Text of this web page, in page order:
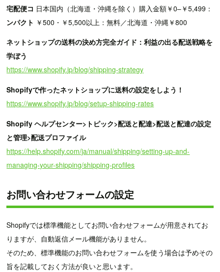
宅配便コ
ンパクト
日本国内（北海道・沖縄を除く）購入金額￥0–￥5,499：
￥500・￥5,500以上：無料／北海道・沖縄￥800
ネットショップの送料の決め方完全ガイド：利益の出る配送戦略を
学ぼう
https://www.shopify.jp/blog/shipping-strategy
Shopifyで作ったネットショップに送料の設定をしよう！
https://www.shopify.jp/blog/setup-shipping-rates
Shopify ヘルプセンター>トピック>配送と配達>配送と配達の設定
と管理>配送プロファイル
https://help.shopify.com/ja/manual/shipping/setting-up-and-
managing-your-shipping/shipping-profiles
お問い合わせフォームの設定
Shopifyでは標準機能としてお問い合わせフォームが用意されてお
りますが、自動返信メール機能がありません。
そのため、標準機能のお問い合わせフォームを使う場合は予めその
旨を記載しておく方法が良いと思います。